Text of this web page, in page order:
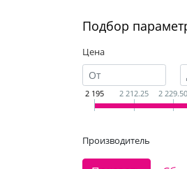
Подбор
Цена
2 195 2 212.25 2 229.50
Производитель